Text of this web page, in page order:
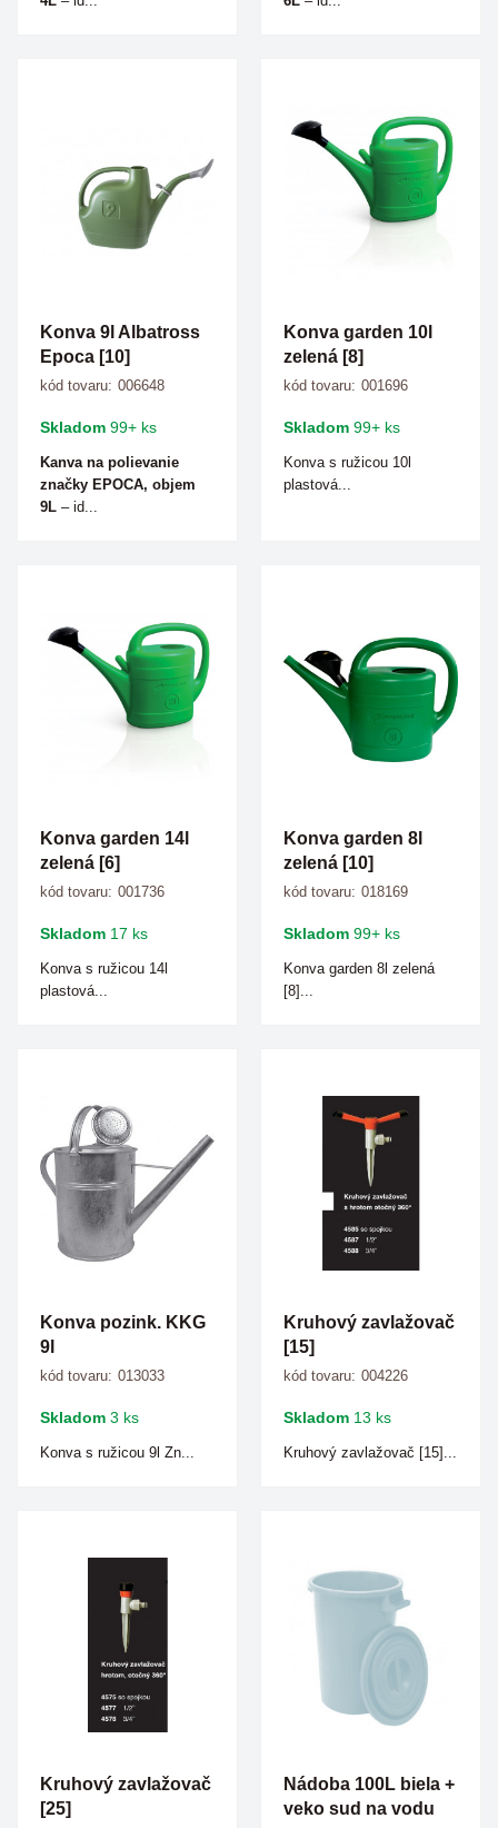
Konva 9l Albatross
Epoca [10]
kód tovaru: 006648
Skladom 99+ ks
Kanva na polievanie
značky EPOCA, objem
9L – id...
Konva garden 10l
zelená [8]
kód tovaru: 001696
Skladom 99+ ks
Konva s ružicou 10l
plastová...
Konva garden 14l
zelená [6]
kód tovaru: 001736
Skladom 17 ks
Konva s ružicou 14l
plastová...
Konva garden 8l
zelená [10]
kód tovaru: 018169
Skladom 99+ ks
Konva garden 8l zelená
[8]...
Konva pozink. KKG
9l
kód tovaru: 013033
Skladom 3 ks
Konva s ružicou 9l Zn...
Kruhový zavlažovač
[15]
kód tovaru: 004226
Skladom 13 ks
Kruhový zavlažovač [15]...
Kruhový zavlažovač
[25]
Nádoba 100L biela +
veko sud na vodu